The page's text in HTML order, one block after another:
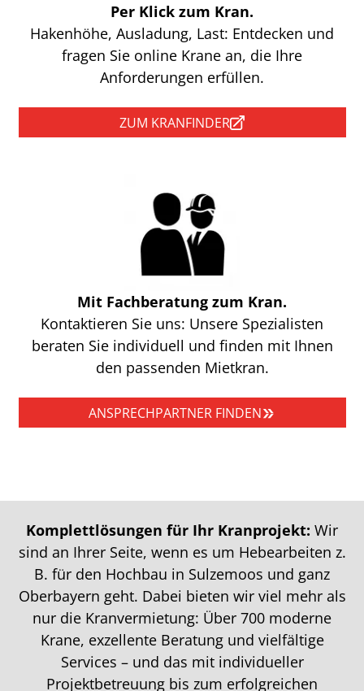
Per Klick zum Kran.
Hakenhöhe, Ausladung, Last: Entdecken und
fragen Sie online Krane an, die Ihre
Anforderungen erfüllen.
ZUM KRANFINDER
Mit Fachberatung zum Kran.
Kontaktieren Sie uns: Unsere Spezialisten
beraten Sie individuell und finden mit Ihnen
den passenden Mietkran.
ANSPRECHPARTNER FINDEN
Komplettlösungen für Ihr Kranprojekt: Wir
sind an Ihrer Seite, wenn es um Hebearbeiten z.
B. für den Hochbau in Sulzemoos und ganz
Oberbayern geht. Dabei bieten wir viel mehr als
nur die Kranvermietung: Über 700 moderne
Krane, exzellente Beratung und vielfältige
Services – und das mit individueller
Projektbetreuung bis zum erfolgreichen